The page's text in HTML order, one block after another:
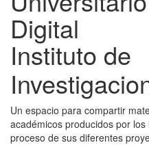
Digital
Instituto de
Un espacio para compartir
académicos producidos por
proceso de sus diferentes